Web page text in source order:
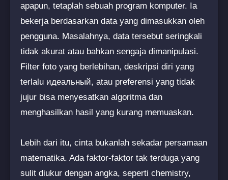
apapun, tetaplah sebuah program komputer. Ia
bekerja berdasarkan data yang dimasukkan oleh
pengguna. Masalahnya, data tersebut seringkali
tidak akurat atau bahkan sengaja dimanipulasi.
Filter foto yang berlebihan, deskripsi diri yang
terlalu идеальный, atau preferensi yang tidak
jujur bisa menyesatkan algoritma dan
menghasilkan hasil yang kurang memuaskan.
Lebih dari itu, cinta bukanlah sekadar persamaan
matematika. Ada faktor-faktor tak terduga yang
sulit diukur dengan angka, seperti chemistry,